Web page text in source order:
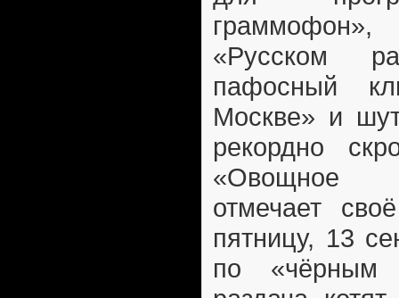
«Русском
пафосный
Москве» и
рекордно
«Овощное
отмечает
пятницу, 13
по «чёрным